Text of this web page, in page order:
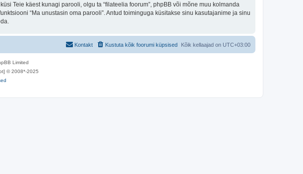
Teie käest kunagi parooli, olgu ta “filateelia foorum”, phpBB või mõne muu kolmanda
“Ma unustasin oma parooli”. Antud toiminguga küsitakse sinu kasutajanime ja sinu
Kõik kellaajad on UTC+03:00
Kustuta kõik foorumi küpsised
Kontakt
Limited
© 2008*-2025